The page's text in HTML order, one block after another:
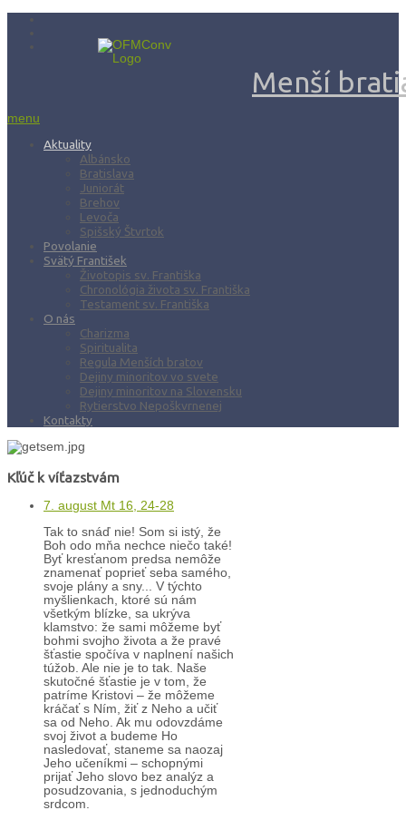
Menší
menu
Aktuality
Albánsko
Bratislava
Juniorát
Brehov
Levoča
Spišský Štvrtok
Povolanie
Svätý František
Životopis sv. Františka
Chronológia života sv. Františka
Testament sv. Františka
O nás
Charizma
Spiritualita
Regula Menších bratov
Dejiny minoritov vo svete
Dejiny minoritov na Slovensku
Rytierstvo Nepoškvrnenej
Kontakty
Kľúč k víťazstvám
7. august Mt 16, 24-28
Tak to snáď nie! Som si istý, že
Boh odo mňa nechce niečo také!
Byť kresťanom predsa nemôže
znamenať poprieť seba samého,
svoje plány a sny... V týchto
myšlienkach, ktoré sú nám
všetkým blízke, sa ukrýva
klamstvo: že sami môžeme byť
bohmi svojho života a že pravé
šťastie spočíva v naplnení našich
túžob. Ale nie je to tak. Naše
skutočné šťastie je v tom, že
patríme Kristovi – že môžeme
kráčať s Ním, žiť z Neho a učiť
sa od Neho. Ak mu odovzdáme
svoj život a budeme Ho
nasledovať, staneme sa naozaj
Jeho učeníkmi – schopnými
prijať Jeho slovo bez analýz a
posudzovania, s jednoduchým
srdcom.